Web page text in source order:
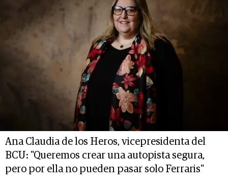
Ana Claudia de los Heros, vicepresidenta del
BCU: "Queremos crear una autopista segura,
pero por ella no pueden pasar solo Ferraris"